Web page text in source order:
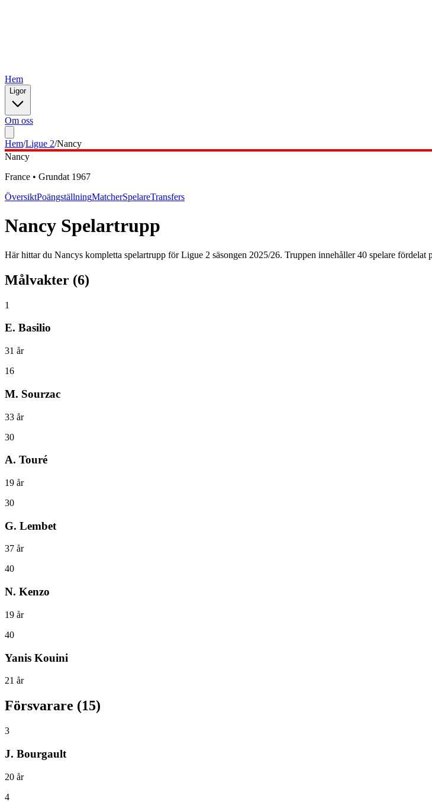
Hem
Ligor
Om oss
Hem/Ligue 2/Nancy
Nancy
France • Grundat 1967
ÖversiktPoängställningMatcherSpelareTransfers
Nancy Spelartrupp
Här hittar du Nancys kompletta spelartrupp förLigue 2 säsongen 2025/26. Truppen innehåller40 spelare fördelat
Målvakter (6)
1
E. Basilio
31 år
16
M. Sourzac
33 år
30
A. Touré
19 år
30
G. Lembet
37 år
40
N. Kenzo
19 år
40
Yanis Kouini
21 år
Försvarare (15)
3
J. Bourgault
20 år
4